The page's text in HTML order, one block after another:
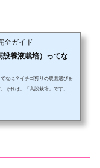
全ガイド
設養液栽培）ってな
なに？イチゴ狩りの農園選びを
それは、「高設栽培」です。な
て栽培す...